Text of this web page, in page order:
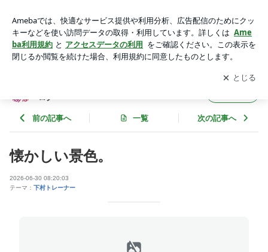
ログ
アプリをダウンロードして ブログの更新通知
を受け取りまし
ょう。
開く
ログ
前の記事へ 一覧 次の記事へ
懐かしい景色。
2026-06-30 08:20:03
テーマ： 下村トレーナー